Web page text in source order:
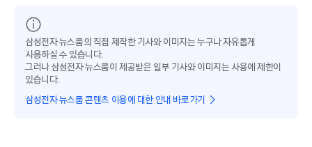
삼성전자 뉴스룸의 직접 제작한 기사와 이미지는 누구나 자유롭게
사용하실 수 있습니다.
그러나 삼성전자 뉴스룸이 제공받은 일부 기사와 이미지는 사용에 제한이
있습니다.
삼성전자 뉴스룸 콘텐츠 이용에 대한 안내 바로가기